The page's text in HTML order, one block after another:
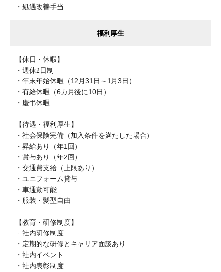
・処遇改善手当
福利厚生
【休日・休暇】
・週休2日制
・年末年始休暇（12月31日～1月3日）
・有給休暇（6カ月後に10日）
・慶弔休暇
【待遇・福利厚生】
・社会保険完備（加入条件を満たした場合）
・昇給あり（年1回）
・賞与あり（年2回）
・交通費支給（上限あり）
・ユニフォーム貸与
・車通勤可能
・服装・髪型自由
【教育・研修制度】
・社内研修制度
・定期的な研修とキャリア面談あり
・社内イベント
・社内表彰制度